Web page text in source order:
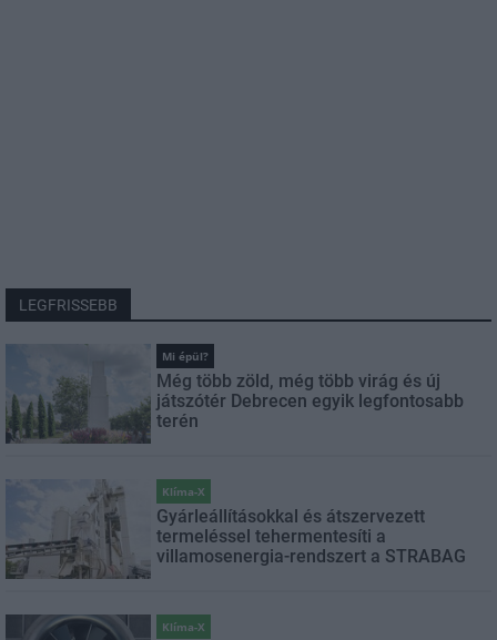
LEGFRISSEBB
Mi épül?
Még több zöld, még több virág és új
játszótér Debrecen egyik legfontosabb
terén
Klíma-X
Gyárleállításokkal és átszervezett
termeléssel tehermentesíti a
villamosenergia-rendszert a STRABAG
Klíma-X